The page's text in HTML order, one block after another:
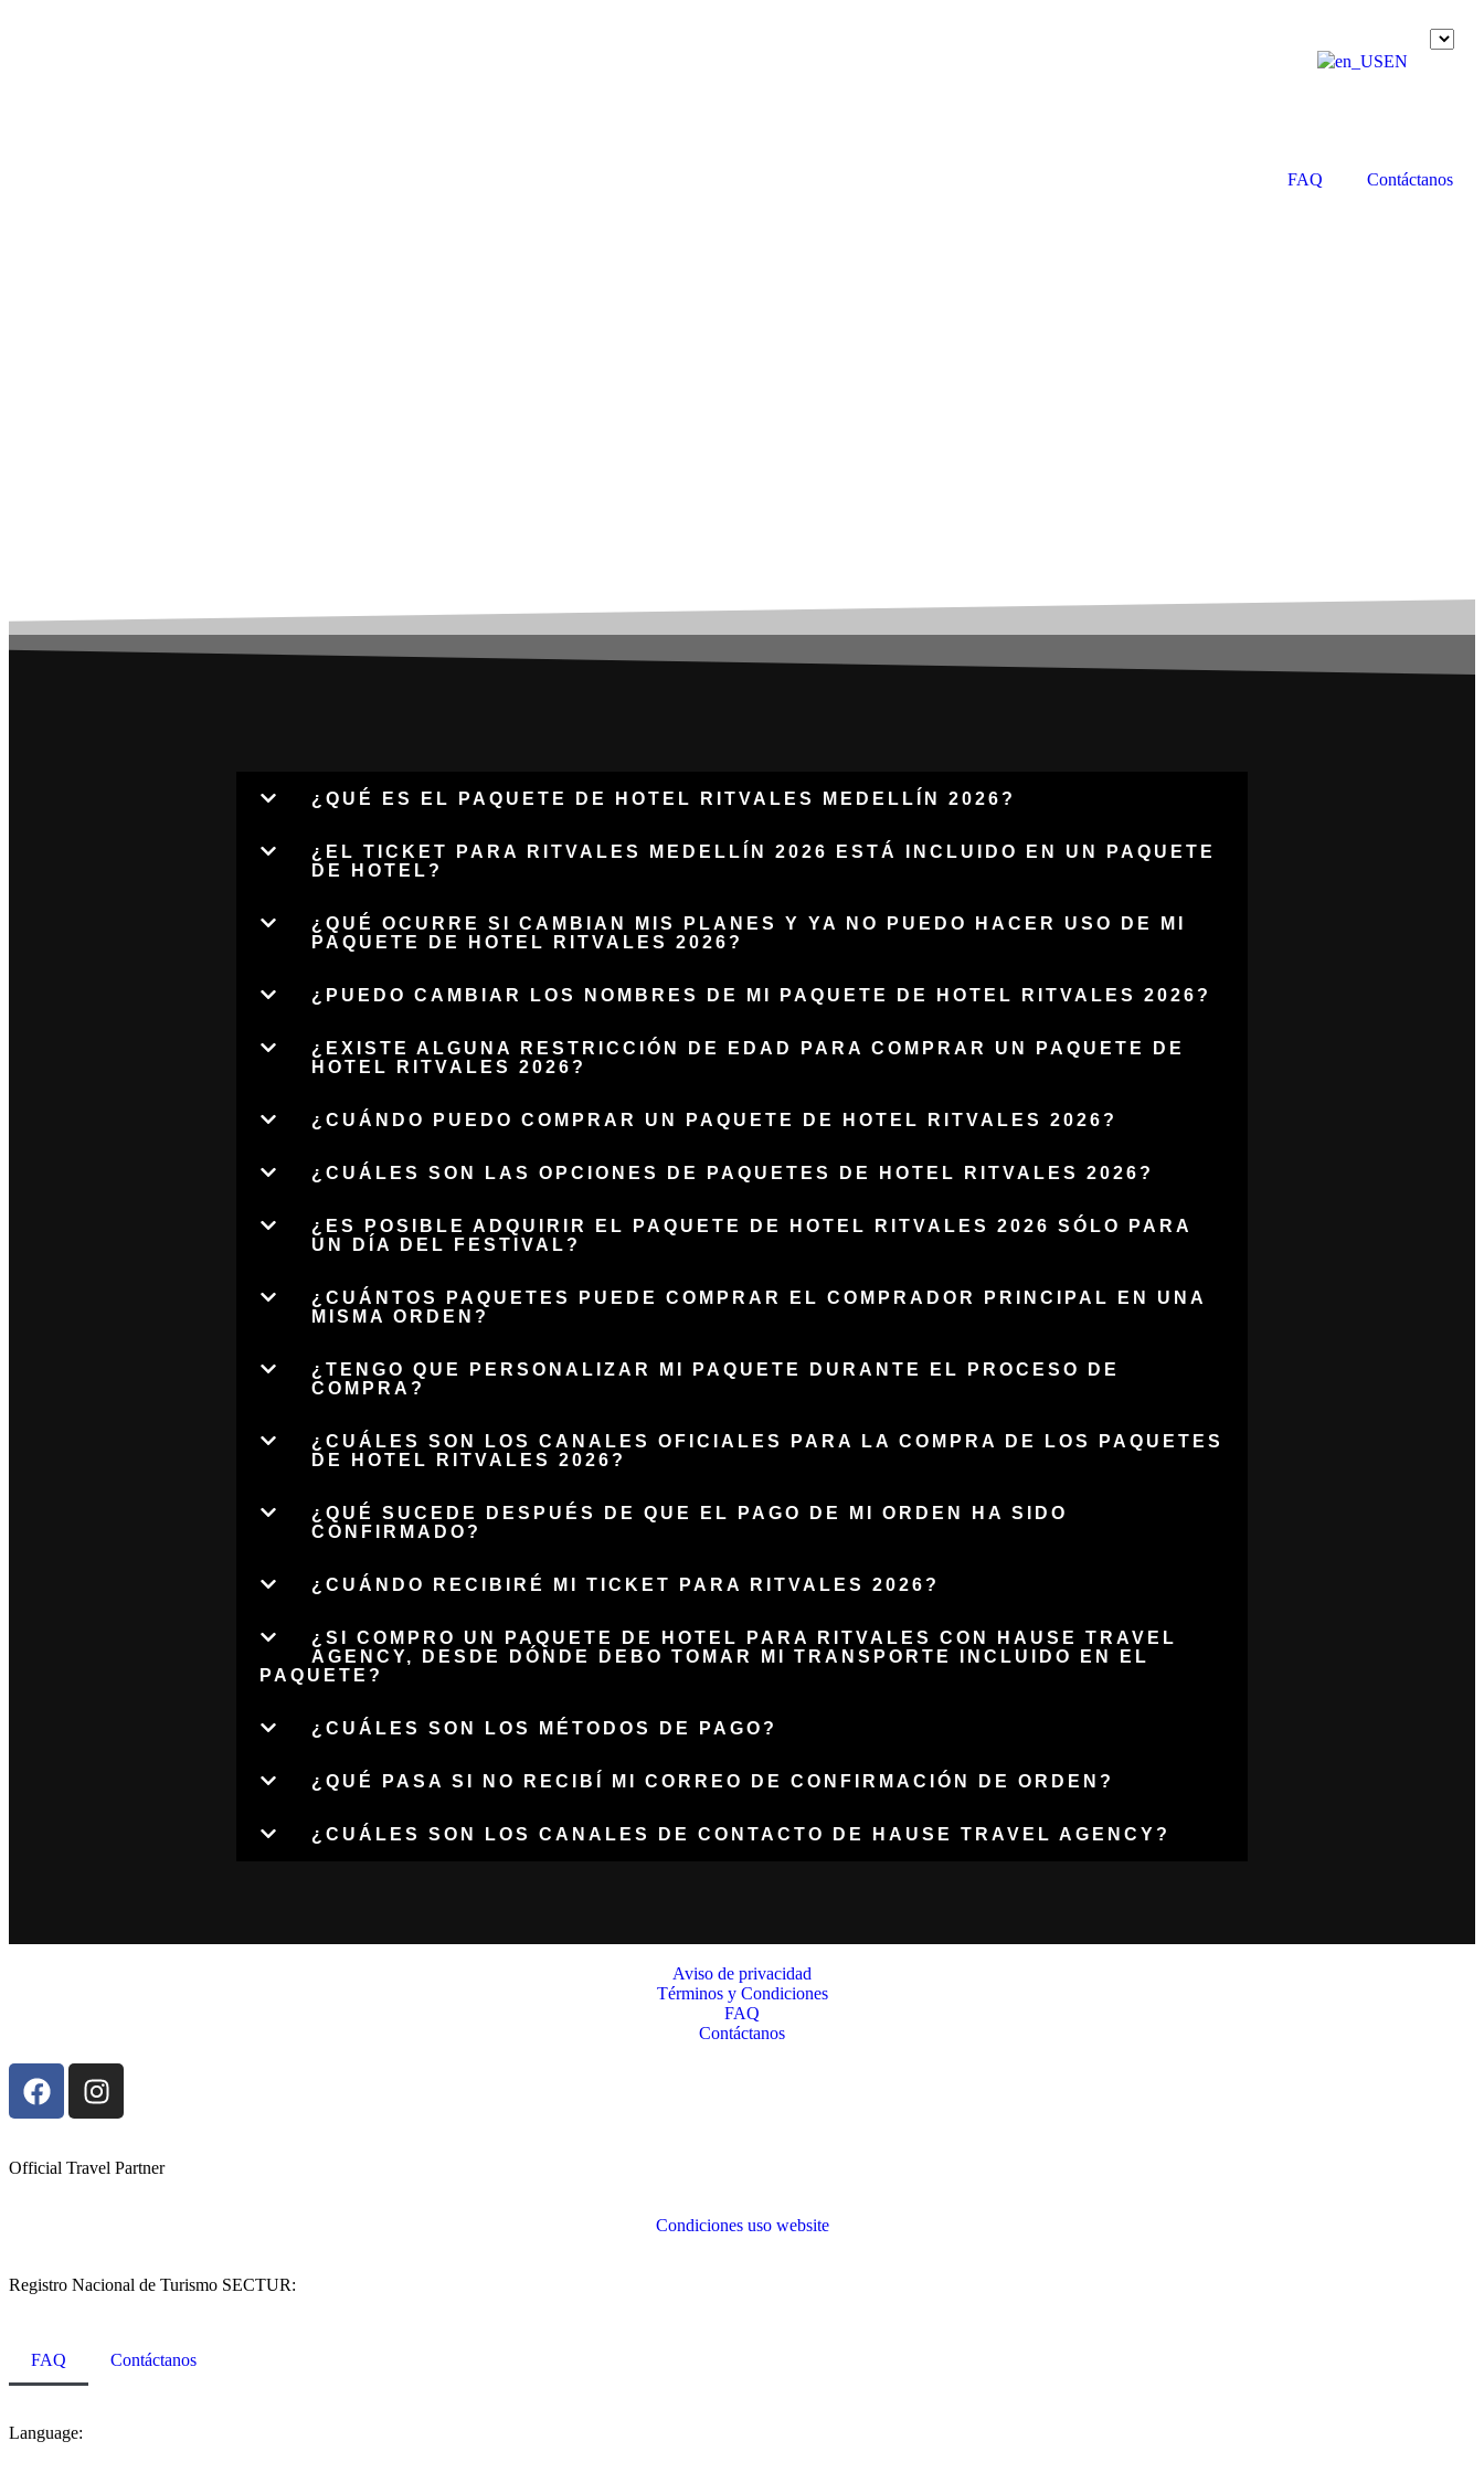
EN
FAQ Contáctanos
¿QUÉ ES EL PAQUETE DE HOTEL RITVALES MEDELLÍN 2026?
¿EL TICKET PARA RITVALES MEDELLÍN 2026 ESTÁ INCLUIDO EN UN PAQUETE
DE HOTEL?
¿QUÉ OCURRE SI CAMBIAN MIS PLANES Y YA NO PUEDO HACER USO DE MI
PAQUETE DE HOTEL RITVALES 2026?
¿PUEDO CAMBIAR LOS NOMBRES DE MI PAQUETE DE HOTEL RITVALES 2026?
¿EXISTE ALGUNA RESTRICCIÓN DE EDAD PARA COMPRAR UN PAQUETE DE
HOTEL RITVALES 2026?
¿CUÁNDO PUEDO COMPRAR UN PAQUETE DE HOTEL RITVALES 2026?
¿CUÁLES SON LAS OPCIONES DE PAQUETES DE HOTEL RITVALES 2026?
¿ES POSIBLE ADQUIRIR EL PAQUETE DE HOTEL RITVALES 2026 SÓLO PARA
UN DÍA DEL FESTIVAL?
¿CUÁNTOS PAQUETES PUEDE COMPRAR EL COMPRADOR PRINCIPAL EN UNA
MISMA ORDEN?
¿TENGO QUE PERSONALIZAR MI PAQUETE DURANTE EL PROCESO DE
COMPRA?
¿CUÁLES SON LOS CANALES OFICIALES PARA LA COMPRA DE LOS PAQUETES
DE HOTEL RITVALES 2026?
¿QUÉ SUCEDE DESPUÉS DE QUE EL PAGO DE MI ORDEN HA SIDO
CONFIRMADO?
¿CUÁNDO RECIBIRÉ MI TICKET PARA RITVALES 2026?
¿SI COMPRO UN PAQUETE DE HOTEL PARA RITVALES CON HAUSE TRAVEL
AGENCY, DESDE DÓNDE DEBO TOMAR MI TRANSPORTE INCLUIDO EN EL
PAQUETE?
¿CUÁLES SON LOS MÉTODOS DE PAGO?
¿QUÉ PASA SI NO RECIBÍ MI CORREO DE CONFIRMACIÓN DE ORDEN?
¿CUÁLES SON LOS CANALES DE CONTACTO DE HAUSE TRAVEL AGENCY?
Aviso de privacidad
Términos y Condiciones
FAQ
Contáctanos
Official Travel Partner
Condiciones uso website
Registro Nacional de Turismo SECTUR:
FAQ Contáctanos
Language: